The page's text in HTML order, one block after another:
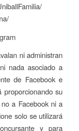
ni administran
nada asociado a
de Facebook e
proporcionando su
a Facebook ni a
solo se utilizará
y para